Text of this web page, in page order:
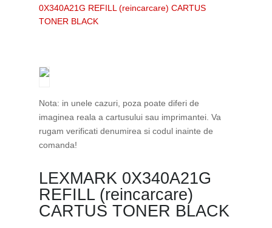
0X340A21G REFILL (reincarcare) CARTUS
TONER BLACK
Nota: in unele cazuri, poza poate diferi de
imaginea reala a cartusului sau imprimantei. Va
rugam verificati denumirea si codul inainte de
comanda!
LEXMARK 0X340A21G
REFILL (reincarcare)
CARTUS TONER BLACK